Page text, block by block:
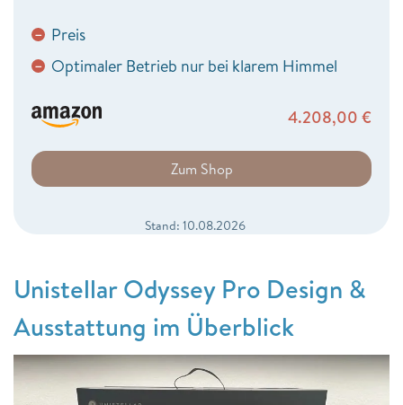
− Preis
− Optimaler Betrieb nur bei klarem Himmel
4.208,00 €
Zum Shop
Stand: 10.08.2026
Unistellar Odyssey Pro Design &
Ausstattung im Überblick